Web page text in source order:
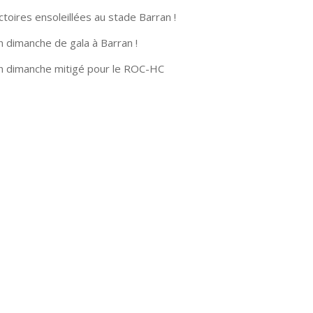
ensoleillées au stade Barran !
dimanche de gala à Barran !
dimanche mitigé pour le ROC-HC